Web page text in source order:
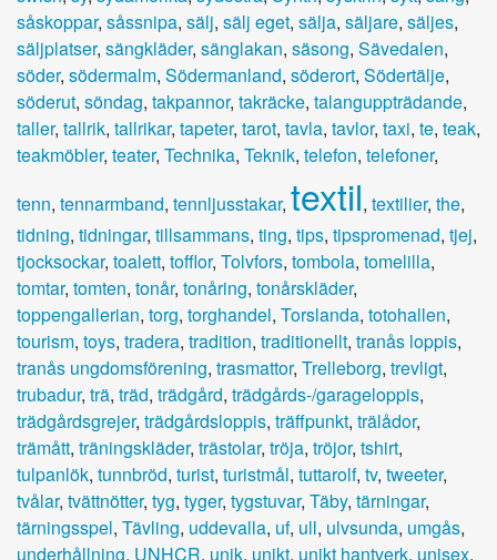
såskoppar, såssnipa, sälj, sälj eget, sälja, säljare, säljes,
säljplatser, sängkläder, sänglakan, säsong, Sävedalen,
söder, södermalm, Södermanland, söderort, Södertälje,
söderut, söndag, takpannor, takräcke, talanguppträdande,
taller, tallrik, tallrikar, tapeter, tarot, tavla, tavlor, taxi, te, teak,
teakmöbler, teater, Technika, Teknik, telefon, telefoner,
tenn, tennarmband, tennljusstakar, textil, textilier, the,
tidning, tidningar, tillsammans, ting, tips, tipspromenad, tjej,
tjocksockar, toalett, tofflor, Tolvfors, tombola, tomelilla,
tomtar, tomten, tonår, tonåring, tonårskläder,
toppengallerian, torg, torghandel, Torslanda, totohallen,
tourism, toys, tradera, tradition, traditionellt, tranås loppis,
tranås ungdomsförening, trasmattor, Trelleborg, trevligt,
trubadur, trä, träd, trädgård, trädgårds-/garageloppis,
trädgårdsgrejer, trädgårdsloppis, träffpunkt, trälådor,
trämått, träningskläder, trästolar, tröja, tröjor, tshirt,
tulpanlök, tunnbröd, turist, turistmål, tuttarolf, tv, tweeter,
tvålar, tvättnötter, tyg, tyger, tygstuvar, Täby, tärningar,
tärningsspel, Tävling, uddevalla, uf, ull, ulvsunda, umgås,
underhållning, UNHCR, unik, unikt, unikt hantverk, unisex,